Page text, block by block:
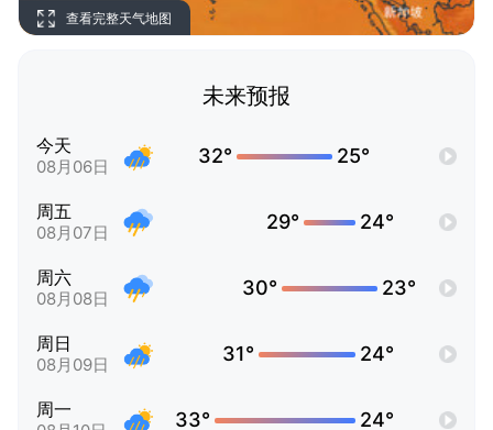
查看完整天气地图
未来预报
今天
08月06日 32° 25°
周五
08月07日 29° 24°
周六
08月08日 30° 23°
周日
08月09日 31° 24°
周一 33° 24°